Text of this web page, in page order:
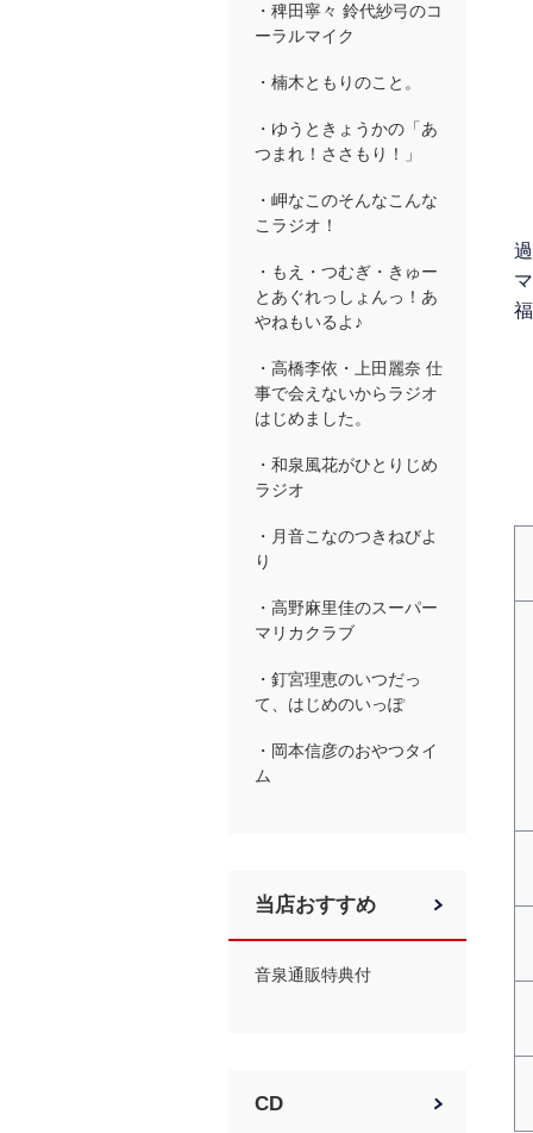
・稗田寧々 鈴代紗弓のコ
ーラルマイク
・楠木ともりのこと。
・ゆうときょうかの「あ
つまれ！ささもり！」
・岬なこのそんなこんな
こラジオ！
・もえ・つむぎ・きゅー
とあぐれっしょんっ！あ
やねもいるよ♪
・高橋李依・上田麗奈 仕
事で会えないからラジオ
はじめました。
・和泉風花がひとりじめ
ラジオ
・月音こなのつきねびよ
り
・高野麻里佳のスーパー
マリカクラブ
・釘宮理恵のいつだっ
て、はじめのいっぽ
・岡本信彦のおやつタイ
ム
当店おすすめ
音泉通販特典付
CD